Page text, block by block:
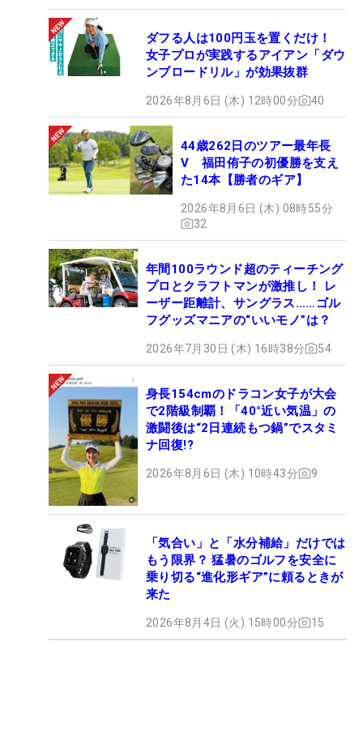
ダフる人は100円玉を置くだけ！
女子プロが実践するアイアン「ダウ
ンブロードリル」が効果抜群
2026年8月6日 (木) 12時00分 40
44歳262日のツアー最年長
V 福田侑子の初優勝を支え
た14本【勝者のギア】
2026年8月6日 (木) 08時55分
32
年間100ラウンド超のティーチング
プロとクラフトマンが激推し！ レ
ーザー距離計、サングラス……ゴル
フグッズマニアの“いいモノ”は？
2026年7月30日 (木) 16時38分 54
身長154cmのドラコン女子が大会
で2階級制覇！「40°近い気温」の
激闘後は“2日連続もつ鍋”でスタミ
ナ回復!?
2026年8月6日 (木) 10時43分 9
「気合い」と「水分補給」だけでは
もう限界？ 猛暑のゴルフを安全に
乗り切る“進化形ギア”に頼るときが
来た
2026年8月4日 (火) 15時00分 15